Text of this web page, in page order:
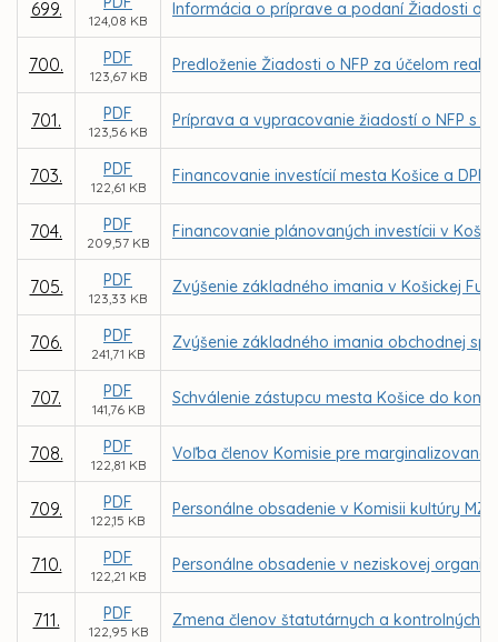
699.
124,08 KB
Informácia o príprave a podaní Žiadosti o
700. PDF
123,67 KB
Predloženie Žiadosti o NFP za účelom
701. PDF
123,56 KB
Príprava a vypracovanie žiadostí o NFP s
703. PDF
122,61 KB
Financovanie investícií mesta Košice a
704. PDF
209,57 KB
Financovanie plánovaných investícii v
705. PDF
123,33 KB
Zvýšenie základného imania v Košickej
706. PDF
241,71 KB
Zvýšenie základného imania obchodnej
707. PDF
141,76 KB
Schválenie zástupcu mesta Košice do
708. PDF
122,81 KB
Voľba členov Komisie pre marginalizované
709. PDF
122,15 KB
Personálne obsadenie v Komisii kultúry MZ
710. PDF
122,21 KB
Personálne obsadenie v neziskovej
711. PDF
122,95 KB
Zmena členov štatutárnych a kontrolných